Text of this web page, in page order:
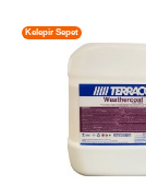
Kelepir Sepet